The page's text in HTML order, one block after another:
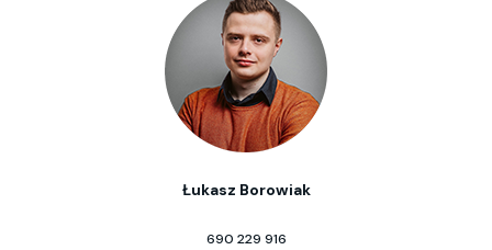
Łukasz Borowiak
690 229 916